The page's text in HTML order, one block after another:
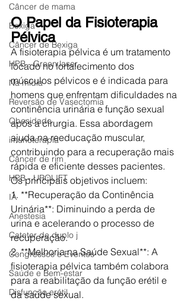
Câncer de mama
Bexiga
Câncer de Bexiga
HPB - Green laser
Na mídia
Reversão de Vasectomia
Obesidade
imunoterapia
Câncer de rim
HPB - UROLIFT
IA
Anestesia
Cateter de duplo j
Congressos e Eventos
Saúde e Bem-estar
Disfunção erétil
O Papel da Fisioterapia
Pélvica
A fisioterapia pélvica é um tratamento
focado no fortalecimento dos
músculos pélvicos e é indicada para
homens que enfrentam dificuldades na
continência urinária e função sexual
após a cirurgia. Essa abordagem
ajuda na reeducação muscular,
contribuindo para a recuperação mais
rápida e eficiente desses pacientes.
Os principais objetivos incluem:
1. **Recuperação da Continência
Urinária**: Diminuindo a perda de
urina e acelerando o processo de
recuperação.
2. **Melhoria na Saúde Sexual**: A
fisioterapia pélvica também colabora
para a reabilitação da função erétil e
da saúde sexual.